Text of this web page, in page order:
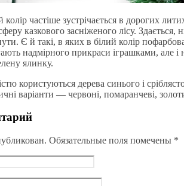
частіше зустрічається в дорогих
казкового засніженого лісу.
Є й такі, в яких в білий колір
надмірного прикраси іграшками, але і
ялинку.
користуються дерева синього і
варіанти — червоні, помаранчеві,
Обязательные поля помечены *